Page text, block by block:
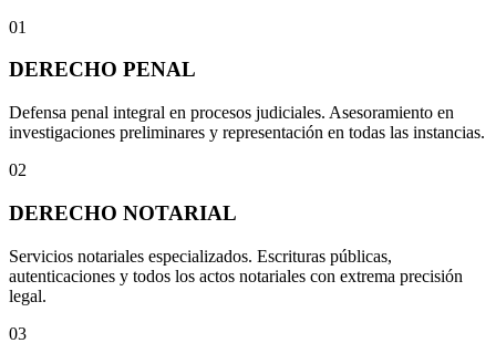
01
DERECHO PENAL
Defensa penal integral en procesos judiciales. Asesoramiento en
investigaciones preliminares y representación en todas las instancias.
02
DERECHO NOTARIAL
Servicios notariales especializados. Escrituras públicas,
autenticaciones y todos los actos notariales con extrema precisión
legal.
03